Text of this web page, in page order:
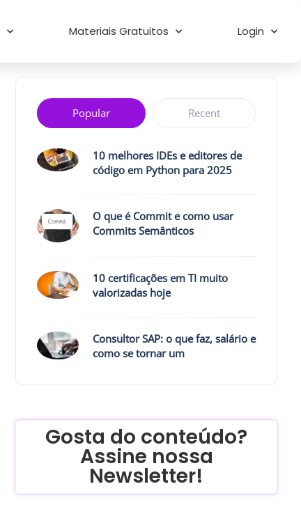
Materiais Gratuitos Login
Popular Recent
10 melhores IDEs e editores de
código em Python para 2025
O que é Commit e como usar
Commits Semânticos
10 certificações em TI muito
valorizadas hoje
Consultor SAP: o que faz, salário e
como se tornar um
Gosta do conteúdo?
Assine nossa
Newsletter!